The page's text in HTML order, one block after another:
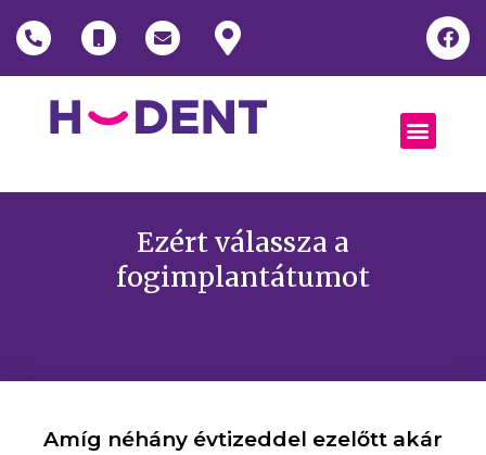
Ezért válassza a
fogimplantátumot
Amíg néhány évtizeddel ezelőtt akár